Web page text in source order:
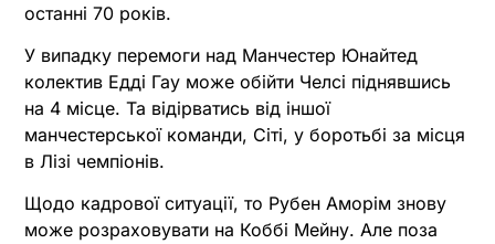
останні 70 років.
У випадку перемоги над Манчестер Юнайтед
колектив Едді Гау може обійти Челсі піднявшись
на 4 місце. Та відірватись від іншої
манчестерської команди, Сіті, у боротьбі за місця
в Лізі чемпіонів.
Щодо кадрової ситуації, то Рубен Аморім знову
може розраховувати на Коббі Мейну. Але поза